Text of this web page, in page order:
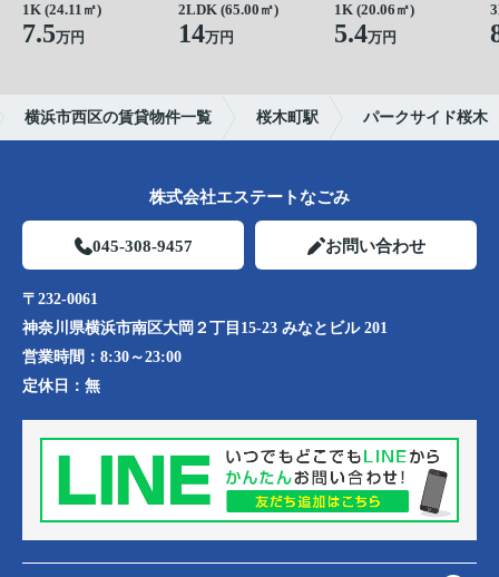
1K (24.11㎡)
7.5万円
2LDK (65.00㎡)
14万円
1K (20.06㎡)
5.4万円
横浜市西区の賃貸物件一覧 桜木町駅 パークサイド桜木
株式会社エステートなごみ
045-308-9457 お問い合わせ
〒232-0061
神奈川県横浜市南区大岡２丁目15-23 みなとビル 201
営業時間： 8:30～23:00
定休日： 無